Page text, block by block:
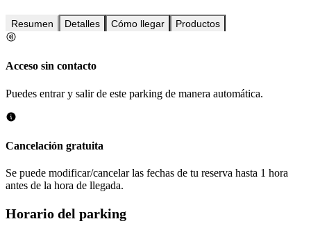
Resumen Detalles Cómo llegar Productos
Acceso sin contacto
Puedes entrar y salir de este parking de manera automática.
Cancelación gratuita
Se puede modificar/cancelar las fechas de tu reserva hasta 1 hora
antes de la hora de llegada.
Horario del parking